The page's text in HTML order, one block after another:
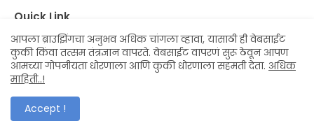
Quick Link
कृषी
पर्यटन
लोककला
मनोरंजन
विडियो गॅलरी
आपला ब्राउझिंगचा अनुभव अधिक चांगला व्हावा, यासाठी ही वेबसाईट
कुकी किंवा तत्सम तंत्रज्ञान वापरते. वेबसाईट वापरणं सुरू ठेवून आपण
आमच्या गोपनीयता धोरणाला आणि कुकी धोरणाला सहमती देता. अधिक
माहिती..!
Accept !